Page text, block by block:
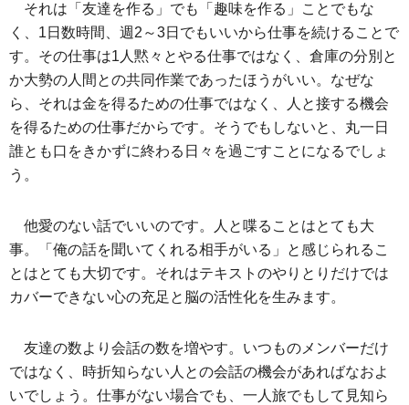
それは「友達を作る」でも「趣味を作る」ことでもな
く、1日数時間、週2～3日でもいいから仕事を続けることで
す。その仕事は1人黙々とやる仕事ではなく、倉庫の分別と
か大勢の人間との共同作業であったほうがいい。なぜな
ら、それは金を得るための仕事ではなく、人と接する機会
を得るための仕事だからです。そうでもしないと、丸一日
誰とも口をきかずに終わる日々を過ごすことになるでしょ
う。
他愛のない話でいいのです。人と喋ることはとても大
事。「俺の話を聞いてくれる相手がいる」と感じられるこ
とはとても大切です。それはテキストのやりとりだけでは
カバーできない心の充足と脳の活性化を生みます。
友達の数より会話の数を増やす。いつものメンバーだけ
ではなく、時折知らない人との会話の機会があればなおよ
いでしょう。仕事がない場合でも、一人旅でもして見知ら